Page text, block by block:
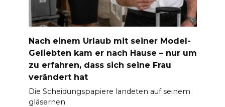
Nach einem Urlaub mit seiner Model-
Geliebten kam er nach Hause – nur um
zu erfahren, dass sich seine Frau
verändert hat
Die Scheidungspapiere landeten auf seinem
gläsernen